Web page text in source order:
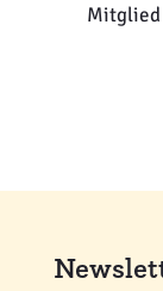
Mitglied